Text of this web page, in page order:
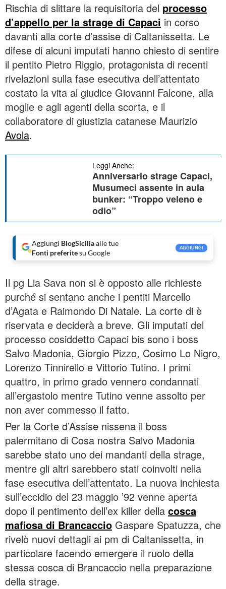
Rischia di slittare la requisitoria del processo
d’appello per la strage di Capaci in corso
davanti alla corte d’assise di Caltanissetta. Le
difese di alcuni imputati hanno chiesto di sentire
il pentito Pietro Riggio, protagonista di recenti
rivelazioni sulla fase esecutiva dell’attentato
costato la vita al giudice Giovanni Falcone, alla
moglie e agli agenti della scorta, e il
collaboratore di giustizia catanese Maurizio
Avola.
Leggi Anche:
Anniversario strage Capaci,
Musumeci assente in aula
bunker: “Troppo veleno e
odio”
Aggiungi BlogSiciliaalle tue
Fonti preferitesu Google
AGGIUNGI
Il pg Lia Sava non si è opposto alle richieste
purché si sentano anche i pentiti Marcello
d’Agata e Raimondo Di Natale. La corte di è
riservata e deciderà a breve. Gli imputati del
processo cosiddetto Capaci bis sono i boss
Salvo Madonia, Giorgio Pizzo, Cosimo Lo Nigro,
Lorenzo Tinnirello e Vittorio Tutino. I primi
quattro, in primo grado vennero condannati
all’ergastolo mentre Tutino venne assolto per
non aver commesso il fatto.
Per la Corte d’Assise nissena il boss
palermitano di Cosa nostra Salvo Madonia
sarebbe stato uno dei mandanti della strage,
mentre gli altri sarebbero stati coinvolti nella
fase esecutiva dell’attentato. La nuova inchiesta
sull’eccidio del 23 maggio ’92 venne aperta
dopo il pentimento dell’ex killer della cosca
mafiosa di Brancaccio Gaspare Spatuzza, che
rivelò nuovi dettagli ai pm di Caltanissetta, in
particolare facendo emergere il ruolo della
stessa cosca di Brancaccio nella preparazione
della strage.